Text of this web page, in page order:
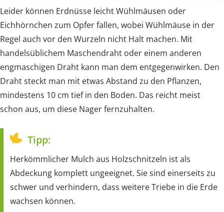
Leider können Erdnüsse leicht Wühlmäusen oder
Eichhörnchen zum Opfer fallen, wobei Wühlmäuse in der
Regel auch vor den Wurzeln nicht Halt machen. Mit
handelsüblichem Maschendraht oder einem anderen
engmaschigen Draht kann man dem entgegenwirken. Den
Draht steckt man mit etwas Abstand zu den Pflanzen,
mindestens 10 cm tief in den Boden. Das reicht meist
schon aus, um diese Nager fernzuhalten.
Tipp:
Herkömmlicher Mulch aus Holzschnitzeln ist als
Abdeckung komplett ungeeignet. Sie sind einerseits zu
schwer und verhindern, dass weitere Triebe in die Erde
wachsen können.